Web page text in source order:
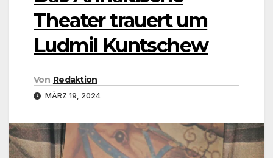
Theater trauert um
Ludmil Kuntschew
Von Redaktion
MÄRZ 19, 2024